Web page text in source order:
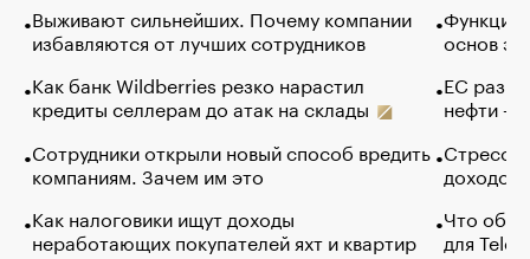
Выживают сильнейших. Почему компании
избавляются от лучших сотрудников
Как банк Wildberries резко нарастил
кредиты селлерам до атак на склады
Сотрудники открыли новый способ вредить
компаниям. Зачем им это
Как налоговики ищут доходы
неработающих покупателей яхт и квартир
Функции
основ
ЕС
нефти —
Стресс
доходов
Что
для